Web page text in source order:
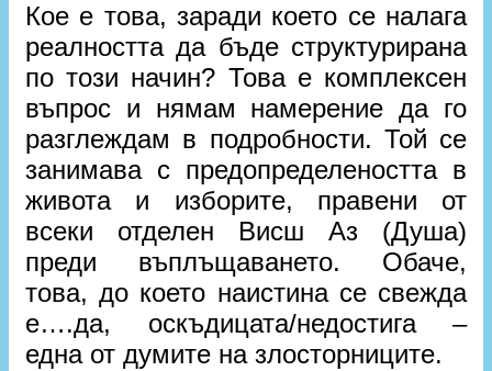
Кое е това, заради което се налага
реалността да бъде структурирана
по този начин? Това е комплексен
въпрос и нямам намерение да го
разглеждам в подробности. Той се
занимава с предопределеността в
живота и изборите, правени от
всеки отделен Висш Аз (Душа)
преди въплъщаването. Обаче,
това, до което наистина се свежда
е….да, оскъдицата/недостига –
една от думите на злосторниците.